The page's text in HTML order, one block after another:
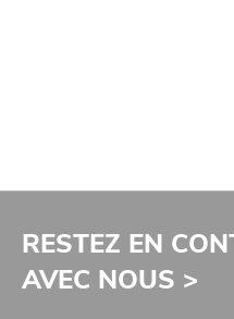
RESTEZ EN
AVEC NOUS >